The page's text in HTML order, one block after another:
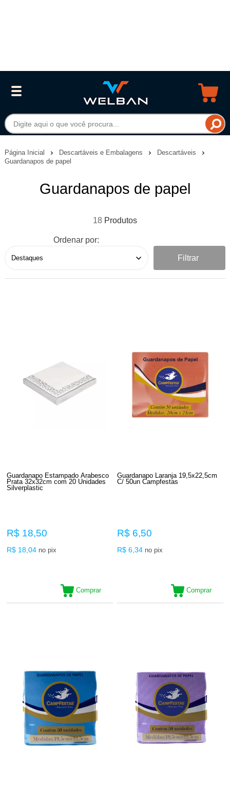
Página Inicial Descartáveis e Embalagens
Descartáveis
Guardanapos de papel
Guardanapos de papel
18
Ordenar por:
Filtrar
Guardanapo Estampado Arabesco
Prata 32x32cm com 20 Unidades
Silverplastic
R$ 18,50
R$ 18,04 no pix
Comprar
Guardanapo Laranja 19,5x22,5cm
C/ 50un Campfestas
R$ 6,50
R$ 6,34 no pix
Comprar